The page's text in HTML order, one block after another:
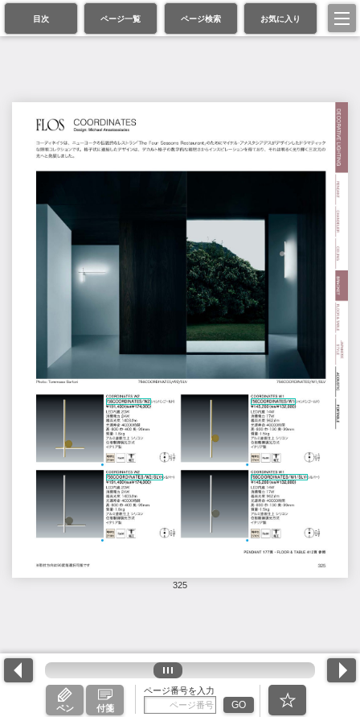
目次 ページ一覧 ページ検索 お気に入り
325
ペン 付箋
ページ番号を入力
GO